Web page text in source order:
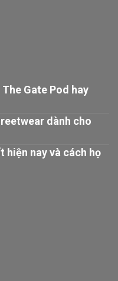
Gate Pod hay
dành cho
hiện nay và cách họ